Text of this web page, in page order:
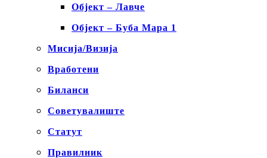
Објект – Лавче
Објект – Буба Мара 1
Мисија/Визија
Вработени
Биланси
Советувалиште
Статут
Правилник